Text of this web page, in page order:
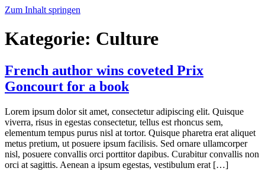
Zum Inhalt springen
Kategorie: Culture
French author wins coveted Prix
Goncourt for a book
Lorem ipsum dolor sit amet, consectetur adipiscing elit. Quisque
viverra, risus in egestas consectetur, tellus est rhoncus sem,
elementum tempus purus nisl at tortor. Quisque pharetra erat aliquet
metus pretium, ut posuere ipsum facilisis. Sed ornare ullamcorper
nisl, posuere convallis orci porttitor dapibus. Curabitur convallis non
orci at sagittis. Aenean a ipsum egestas, vestibulum erat […]